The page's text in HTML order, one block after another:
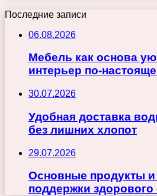
Последние записи
06.08.2026
Мебель как основа
интерьер по-
30.07.2026
Удобная доставка
без лишних хлопот
29.07.2026
Основные продукты
поддержки здорового